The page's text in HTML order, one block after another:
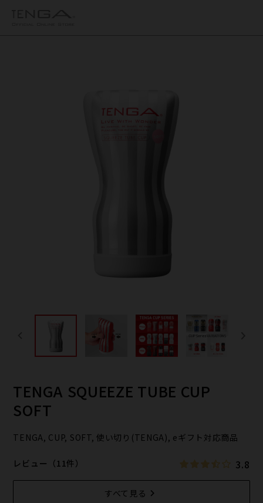
TENGA SQUEEZE TUBE CUP
SOFT
TENGA, CUP, SOFT, 使い切り(TENGA), eギフト対応商品
レビュー（11件） 3.8
すべて見る